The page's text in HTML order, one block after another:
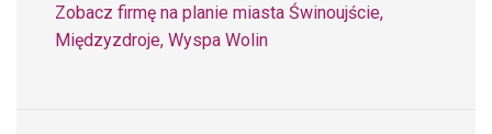
Zobacz firmę na planie miasta Świnoujście,
Międzyzdroje, Wyspa Wolin